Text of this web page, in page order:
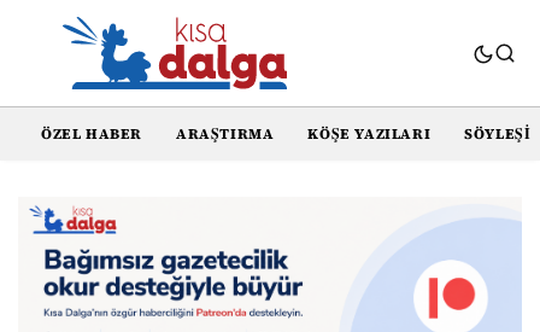
ÖZEL HABER ARAŞTIRMA KÖŞE YAZILARI SÖYLEŞI